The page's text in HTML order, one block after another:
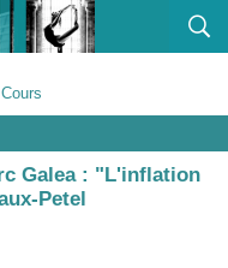
Galea : "L'inflation
Petel